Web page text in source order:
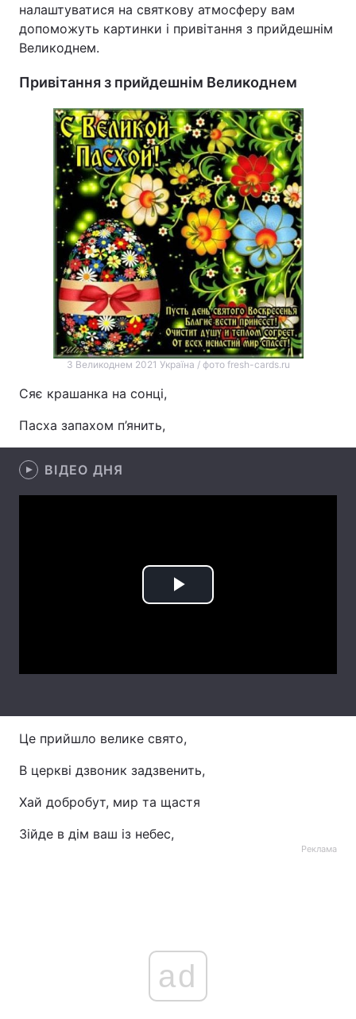
Спорт Наука
Здоров'я Туризм
Цікавинки Погода
Екологія Регіони
Лонгріди
Відео з Youtube Статті
Інтерв'ю Думки
Архів Вакансії
Контакти
Послуги
налаштуватися на святкову атмосферу вам
допоможуть картинки і привітання з прийдешнім
Великоднем.
Привітання з прийдешнім Великоднем
З Великоднем 2021 Україна / фото fresh-cards.ru
Сяє крашанка на сонці,
Пасха запахом п’янить,
ВІДЕО ДНЯ
Play
Це прийшло велике свято,
В церкві дзвоник задзвенить,
Хай добробут, мир та щастя
Зійде в дім ваш із небес,
Реклама
ad